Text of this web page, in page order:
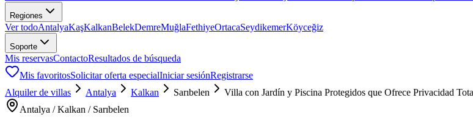
Regiones
Ver todoAntalyaKaşKalkanBelekDemreMuğlaFethiyeOrtacaSeydikemerKöyceğiz
Soporte
Mis reservasContactoResultados de búsqueda
Mis favoritosSolicitar oferta especialIniciar sesiónRegistrarse
Alquiler de villas
Antalya Kalkan Sarıbelen
Villa con Jardín y Piscina Protegidos que Ofrece Privacidad
Antalya / Kalkan / Sarıbelen